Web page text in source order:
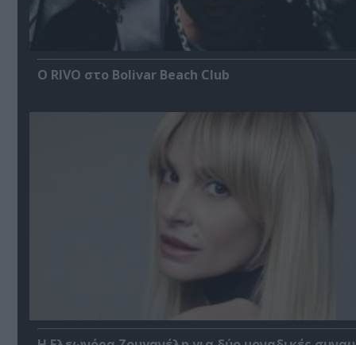
Ο RIVO στο Bolivar Beach Club